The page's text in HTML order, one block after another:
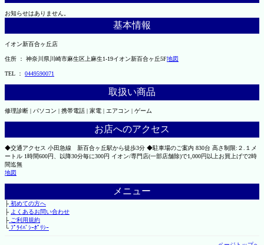
お知らせはありません。
基本情報
イオン新百合ヶ丘店
住所 ： 神奈川県川崎市麻生区上麻生1-19イオン新百合ヶ丘5F地図
TEL ： 0449590071
取扱い商品
修理診断 | パソコン | 携帯電話 | 家電 | エアコン | ゲーム
お店へのアクセス
◆交通アクセス 小田急線 新百合ヶ丘駅から徒歩3分 ◆駐車場のご案内 830台 高さ制限:２.１メ
ートル 1時間600円、以降30分毎に300円 イオン/専門店(一部店舗除)で1,000円以上お買上げで2時
間迄無
地図
メニュー
├初めての方へ
├ よくあるお問い合わせ
├ご利用規約
└ﾌﾟﾗｲﾊﾞｼｰﾎﾟﾘｼｰ